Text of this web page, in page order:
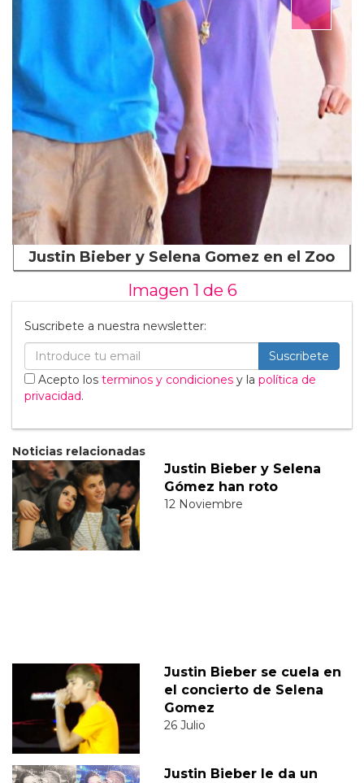
Justin Bieber y Selena Gomez en el Zoo
Imagen 1 de 6
Suscribete a nuestra newsletter:
Suscribete
Acepto los terminos y condiciones y la política de
privacidad.
Noticias relacionadas
Justin Bieber y Selena
Gómez han roto
12 Noviembre
Justin Bieber se cuela en
el concierto de Selena
Gomez
26 Julio
Justin Bieber le da un